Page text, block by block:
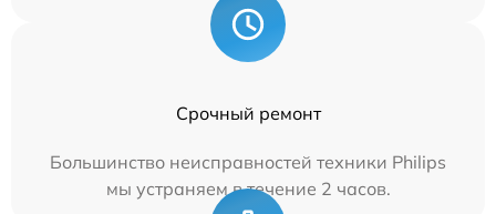
Срочный ремонт
Большинство неисправностей техники Philips
мы устраняем в течение 2 часов.